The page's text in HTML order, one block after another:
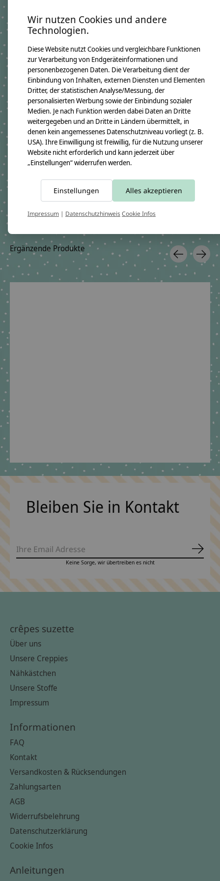
Produktangaben:
Geschwistertüte Nino 2026
GTIN: 4250608120969
Bezugsmaß:
Höhe ca.50cm
Rohlingmaß:
Höhe 35cm
Durchmesser ca. 11cm
Bezugmaterial:
100% Baumwollstoff OEKO-TEX 100
Material des Rohlings:
100% Pappe
Pflegehinweis:
Waschbar bei 30°C Schonwäsche, nicht trocknergeeignet
Sicherheitshinweise:
Der Papprohling ist nicht waschbar.
E-Mail:info@crepes-suzette.net
Ergänzende Produkte
Carousel items
Bleiben Sie in Kontakt
Keine Sorge, wir übertreiben es nicht
crêpes suzette
Über uns
Unsere Creppies
Nähkästchen
Unsere Stoffe
Impressum
Informationen
FAQ
Kontakt
Versandkosten & Rücksendungen
Zahlungsarten
AGB
Widerrufsbelehrung
Datenschutzerklärung
Cookie Infos
Anleitungen
Wir nutzen Cookies und andere
Technologien.
Diese Website nutzt Cookies und vergleichbare Funktionen
zur Verarbeitung von Endgeräteinformationen und
personenbezogenen Daten. Die Verarbeitung dient der
Einbindung von Inhalten, externen Diensten und Elementen
Dritter, der statistischen Analyse/Messung, der
personalisierten Werbung sowie der Einbindung sozialer
Medien. Je nach Funktion werden dabei Daten an Dritte
weitergegeben und an Dritte in Ländern übermittelt, in
denen kein angemessenes Datenschutzniveau vorliegt (z. B.
USA). Ihre Einwilligung ist freiwillig, für die Nutzung unserer
Website nicht erforderlich und kann jederzeit über
„Einstellungen“ widerrufen werden.
Einstellungen Alles akzeptieren
Impressum | DatenschutzhinweisCookie Infos